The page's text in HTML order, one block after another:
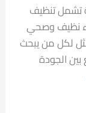
تشمل تنظيف
نظيف وصحي
لكل من يبحث
الجودة